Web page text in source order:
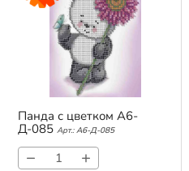
Панда с цветком А6-
Д-085 Арт.: А6-Д-085
− +